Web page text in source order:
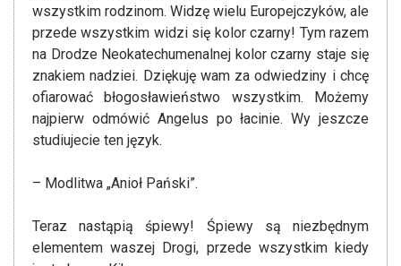
wszystkim rodzinom. Widzę wielu Europejczyków, ale
przede wszystkim widzi się kolor czarny! Tym razem
na Drodze Neokatechumenalnej kolor czarny staje się
znakiem nadziei. Dziękuję wam za odwiedziny i chcę
ofiarować błogosławieństwo wszystkim. Możemy
najpierw odmówić Angelus po łacinie. Wy jeszcze
studiujecie ten język.
– Modlitwa „Anioł Pański”.
Teraz nastąpią śpiewy! Śpiewy są niezbędnym
elementem waszej Drogi, przede wszystkim kiedy